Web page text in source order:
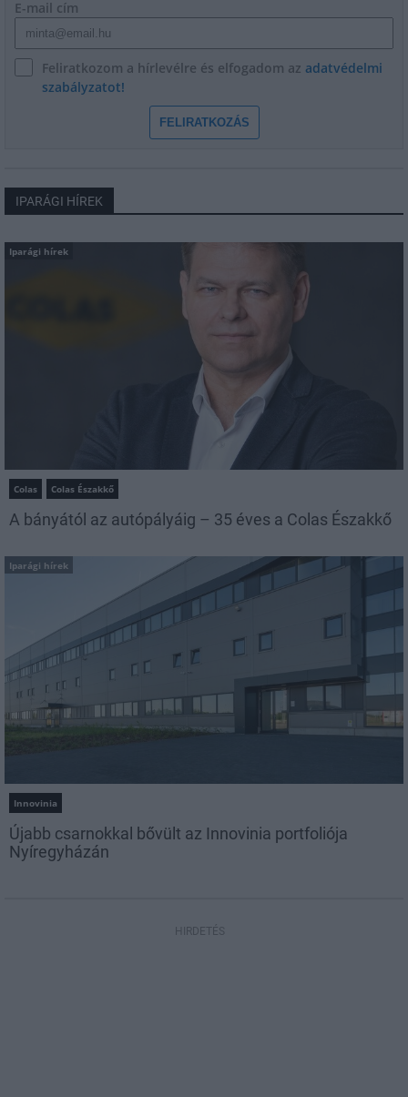
E-mail cím
Feliratkozom a hírlevélre és elfogadom az adatvédelmi
szabályzatot!
FELIRATKOZÁS
IPARÁGI HÍREK
Iparági hírek
Colas Colas Északkő
A bányától az autópályáig – 35 éves a Colas Északkő
Iparági hírek
Innovinia
Újabb csarnokkal bővült az Innovinia portfoliója
Nyíregyházán
HIRDETÉS